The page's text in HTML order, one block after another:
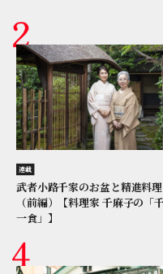
連載
武者小路千家のお盆と精進料理
（前編）【料理家 千麻子の「
一食」】